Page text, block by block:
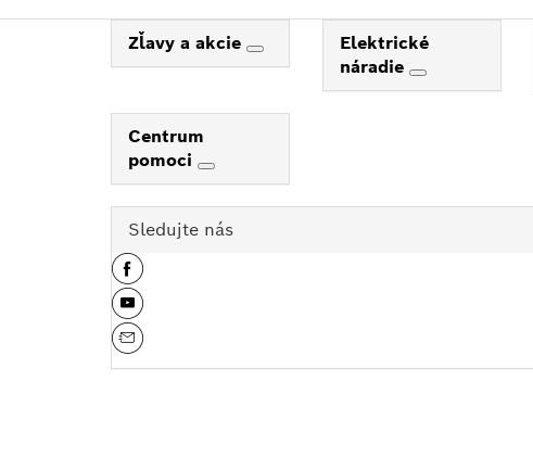
Zľavy a akcie
Elektrické
náradie
Centrum
pomoci
Sledujte nás